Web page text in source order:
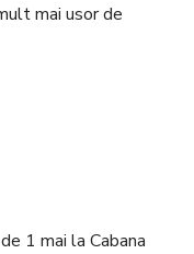
mai usor de
1 mai la Cabana